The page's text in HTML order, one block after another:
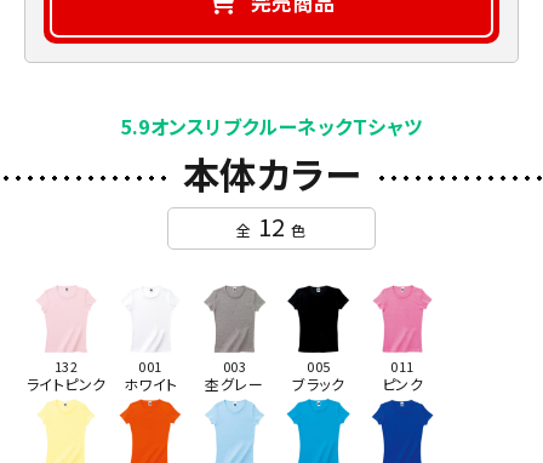
5.9オンスリブクルーネックＴシャツ
本体カラー
全 12 色
132
ライトピンク
001
ホワイト
003
杢グレー
005
ブラック
011
ピンク